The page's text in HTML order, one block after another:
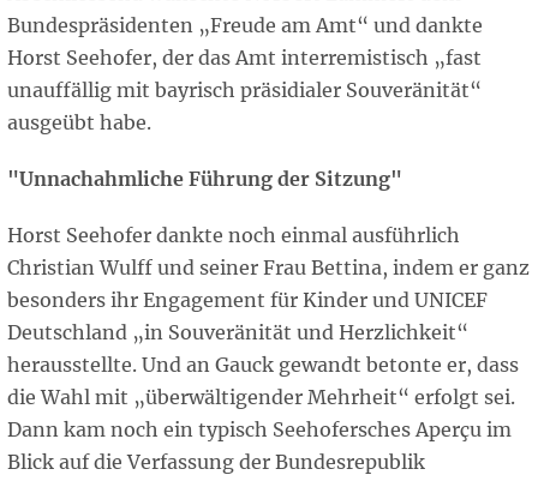
Bundespräsidenten „Freude am Amt“ und dankte
Horst Seehofer, der das Amt interremistisch „fast
unauffällig mit bayrisch präsidialer Souveränität“
ausgeübt habe.
"Unnachahmliche Führung der Sitzung"
Horst Seehofer dankte noch einmal ausführlich
Christian Wulff und seiner Frau Bettina, indem er ganz
besonders ihr Engagement für Kinder und UNICEF
Deutschland „in Souveränität und Herzlichkeit“
herausstellte. Und an Gauck gewandt betonte er, dass
die Wahl mit „überwältigender Mehrheit“ erfolgt sei.
Dann kam noch ein typisch Seehofersches Aperçu im
Blick auf die Verfassung der Bundesrepublik